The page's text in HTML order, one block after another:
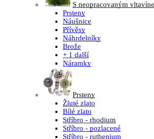
S neopracovaným
Prsteny
Náušnice
Přívěsy
Náhrdelníky
Brože
+ 1 další
Náramky
Prsteny
Žluté zlato
Bílé zlato
Stříbro - rhodium
Stříbro - pozlacené
Stříbro - ruthenium